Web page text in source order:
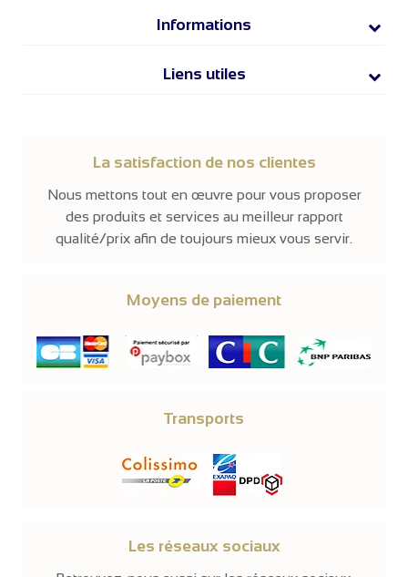
Informations
Liens utiles
La satisfaction de nos clientes
Nous mettons tout en œuvre pour vous proposer
des produits et services au meilleur rapport
qualité/prix afin de toujours mieux vous servir.
Moyens de paiement
Transports
Les réseaux sociaux